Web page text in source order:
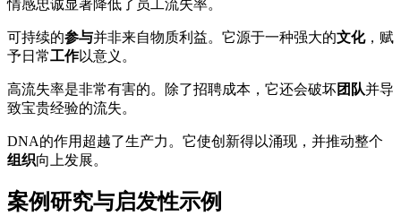
情感忠诚显著降低了员工流失率。
可持续的参与并非来自物质利益。它源于一种强大的文化，赋
予日常工作以意义。
高流失率是非常有害的。除了招聘成本，它还会破坏团队并导
致宝贵经验的流失。
DNA的作用超越了生产力。它使创新得以涌现，并推动整个
组织向上发展。
案例研究与启发性示例